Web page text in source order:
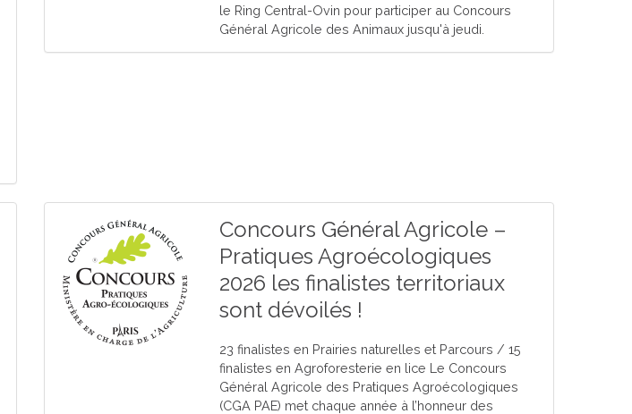
le Ring Central-Ovin pour participer au Concours
Général Agricole des Animaux jusqu'à jeudi.
Concours Général Agricole –
Pratiques Agroécologiques
2026 les finalistes territoriaux
sont dévoilés !
23 finalistes en Prairies naturelles et Parcours / 15
finalistes en Agroforesterie en lice Le Concours
Général Agricole des Pratiques Agroécologiques
(CGA PAE) met chaque année à l’honneur des